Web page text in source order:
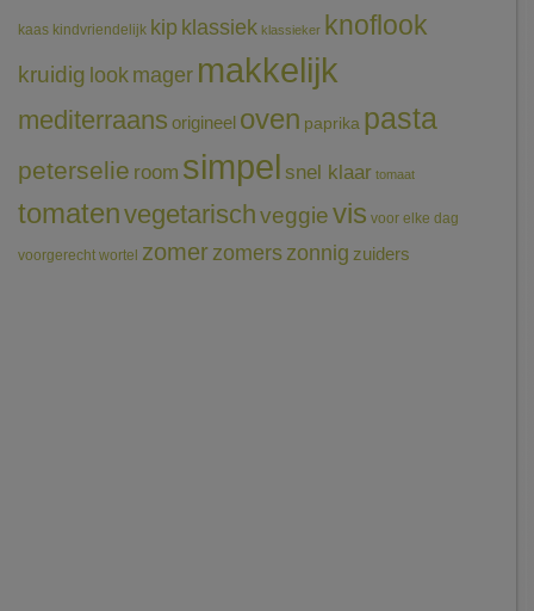
kaas kindvriendelijk kip klassiek klassieker knoflook
kruidig look mager makkelijk
mediterraans origineel oven paprika pasta
peterselie room simpel snel klaar tomaat
tomatenvegetarischveggievis voor elke dag
voorgerecht wortel zomerzomerszonnig zuiders